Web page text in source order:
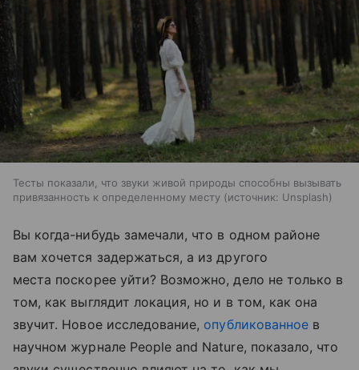
Тесты показали, что звуки живой природы способны вызывать
привязанность к определенному месту
источник: Unsplash
Вы когда-нибудь замечали, что в одном районе
вам хочется задержаться, а из другого
места поскорее уйти? Возможно, дело не только в
том, как выглядит локация, но и в том, как она
звучит. Новое исследование, опубликованное в
научном журнале People and Nature, показало, что